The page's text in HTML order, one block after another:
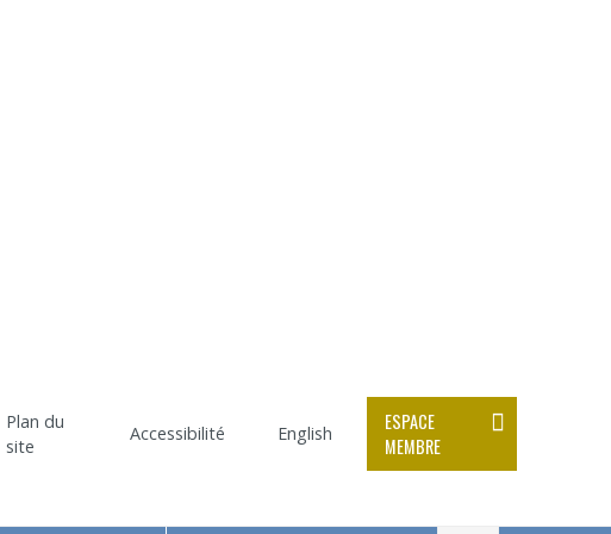
Plan du
site
Accessibilité English
ESPACE
MEMBRE